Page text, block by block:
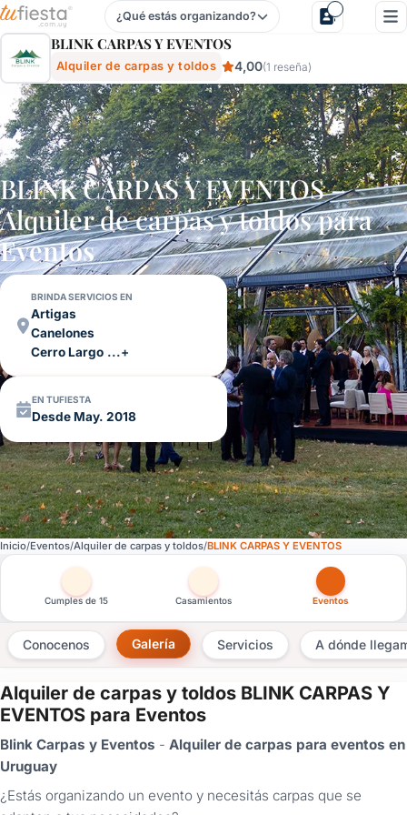
Blink Carpas Y Eventos - Alquiler De Carpas Y Toldos
¿Qué estás organizando?
BLINK CARPAS Y EVENTOS
Alquiler de carpas y toldos 4,00(1 reseña)
BLINK CARPAS Y EVENTOS –
Alquiler de carpas y toldos para
Eventos
BRINDA SERVICIOS EN
Artigas
Canelones
Cerro Largo ...+
EN TUFIESTA
Desde May. 2018
Inicio Eventos Alquiler de carpas y toldos BLINK CARPAS Y EVENTOS
Otras versiones de esta ficha por tipo de festejo
Cumples de 15 Casamientos Eventos
Conocenos Galería Servicios A dónde
Alquiler de carpas y toldos BLINK CARPAS Y
EVENTOS para Eventos
Blink Carpas y Eventos - Alquiler de carpas para eventos en
Uruguay
¿Estás organizando un evento y necesitás carpas que se
×
Consultar
¿Ya
tenés
cuenta?